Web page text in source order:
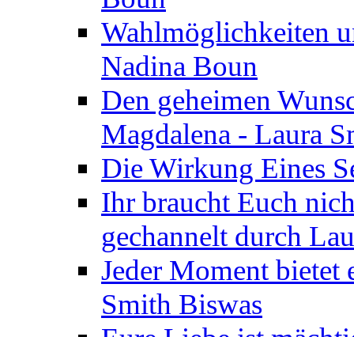
Wahlmöglichkeiten
Nadina Boun
Den geheimen
Magdalena - Laura
Die Wirkung Eines
Ihr braucht Euch
gechannelt durch
Jeder Moment bietet
Smith Biswas